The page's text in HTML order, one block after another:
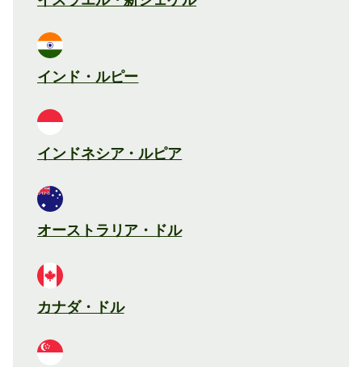
インド・ルピー
インドネシア・ルピア
オーストラリア・ドル
カナダ・ドル